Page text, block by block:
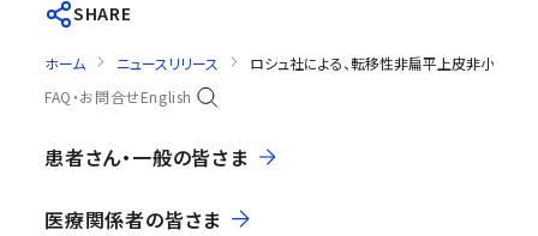
SHARE
ホーム ニュースリリース
ロシュ社による、転移性非扁平上皮非小細胞
FAQ・お問合せEnglish
患者さん・一般の皆さま
医療関係者の皆さま